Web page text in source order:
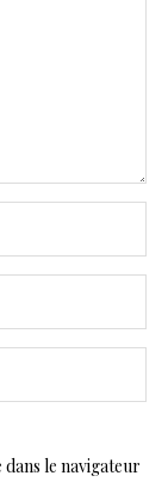
le navigateur